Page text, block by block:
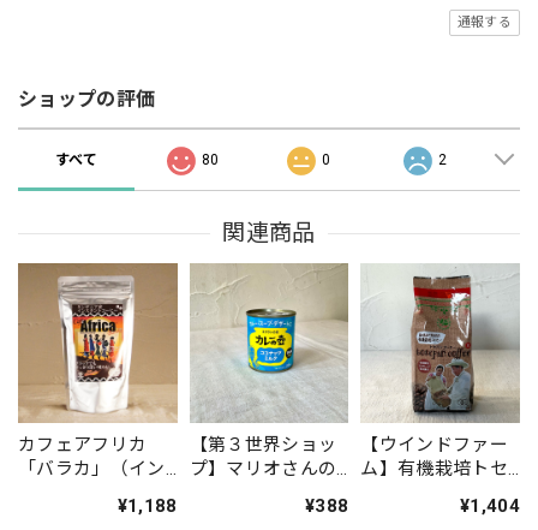
通報する
ショップの評価
すべて 80 0 2
関連商品
カフェアフリカ
「バラカ」（イン
ー・詰め替えパッ
¥1,188
【第３世界ショッ
プ】マリオさんの
¥388
【ウインドファー
ム】有機栽培トセ
¥1,404